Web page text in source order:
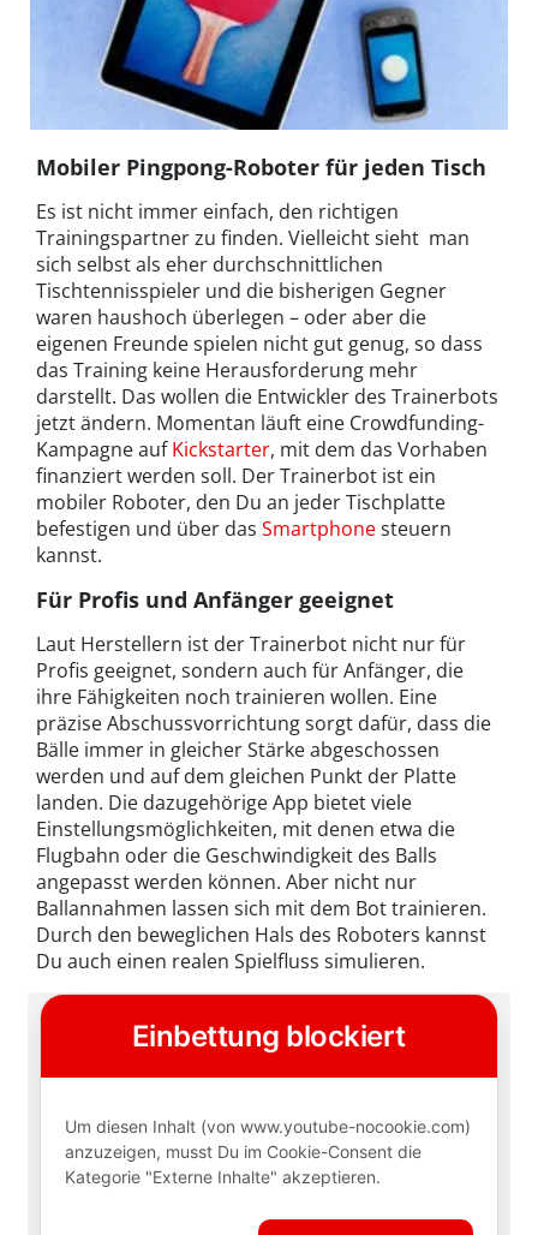
Mobiler Pingpong-Roboter für jeden Tisch
Es ist nicht immer einfach, den richtigen
Trainingspartner zu finden. Vielleicht sieht man
sich selbst als eher durchschnittlichen
Tischtennisspieler und die bisherigen Gegner
waren haushoch überlegen – oder aber die
eigenen Freunde spielen nicht gut genug, so dass
das Training keine Herausforderung mehr
darstellt. Das wollen die Entwickler des Trainerbots
jetzt ändern. Momentan läuft eine Crowdfunding-
Kampagne aufKickstarter, mit dem das Vorhaben
finanziert werden soll. Der Trainerbot ist ein
mobiler Roboter, den Du an jeder Tischplatte
befestigen und über das Smartphonesteuern
kannst.
Für Profis und Anfänger geeignet
Laut Herstellern ist der Trainerbot nicht nur für
Profis geeignet, sondern auch für Anfänger, die
ihre Fähigkeiten noch trainieren wollen. Eine
präzise Abschussvorrichtung sorgt dafür, dass die
Bälle immer in gleicher Stärke abgeschossen
werden und auf dem gleichen Punkt der Platte
landen. Die dazugehörige App bietet viele
Einstellungsmöglichkeiten, mit denen etwa die
Flugbahn oder die Geschwindigkeit des Balls
angepasst werden können. Aber nicht nur
Ballannahmen lassen sich mit dem Bot trainieren.
Durch den beweglichen Hals des Roboters kannst
Du auch einen realen Spielfluss simulieren.